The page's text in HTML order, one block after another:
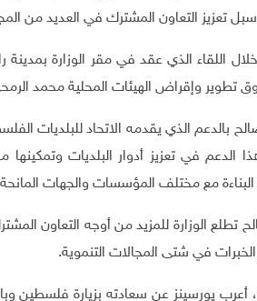
سبل تعزيز التعاون المشترك في العديد من
اللقاء الذي عقد في مقر الوزارة بمدينة
تطوير وإقراض الهيئات المحلية محمد
بالدعم الذي يقدمه الاتحاد للبلديات
الدعم في تعزيز أدوار البلديات وتمكينها
البناءة مع مختلف المؤسسات والجهات المانحة
تطلع الوزارة للمزيد من أوجه التعاون
في شتى المجالات التنموية.
يورسينز عن سعادته بزيارة فلسطين